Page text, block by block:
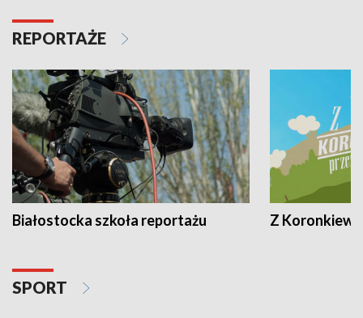
REPORTAŻE
Białostocka szkoła reportażu Z
SPORT